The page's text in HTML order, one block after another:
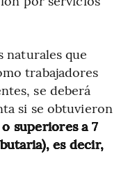
naturales que
trabajadores
se deberá
si se obtuvieron
superiores a 7
es decir,